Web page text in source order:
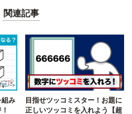
関連記事
み
目指せツッコミスター！お題に
正しいツッコミを入れよう【超